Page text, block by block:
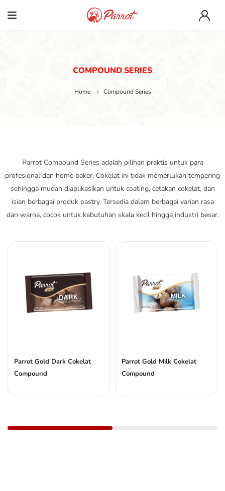
COMPOUND SERIES
Home Compound Series
Parrot Compound Series adalah pilihan praktis untuk para
profesional dan home baker. Cokelat ini tidak memerlukan tempering
sehingga mudah diaplikasikan untuk coating, cetakan cokelat, dan
isian berbagai produk pastry. Tersedia dalam berbagai varian rasa
dan warna, cocok untuk kebutuhan skala kecil hingga industri besar.
Parrot Gold Dark Cokelat
Compound
Parrot Gold Milk Cokelat
Compound